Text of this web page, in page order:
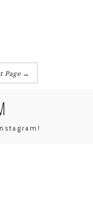
Page →